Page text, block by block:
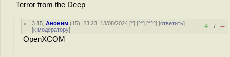
Terror from the Deep
3.15 ,Аноним (15), 23:23, 13/08/2024 [^] [^^] [^^^] [ответить]
[к модератору] + / –
OpenXCOM